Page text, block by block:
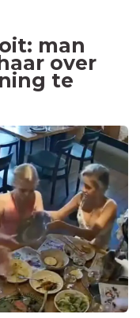
man
over
te